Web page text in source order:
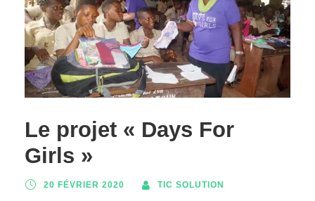
Le projet « Days For
Girls »
20 FÉVRIER 2020 TIC SOLUTION